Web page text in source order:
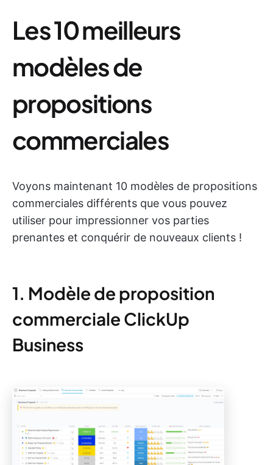
Les 10 meilleurs
modèles de
propositions
commerciales
Voyons maintenant 10 modèles de propositions
commerciales différents que vous pouvez
utiliser pour impressionner vos parties
prenantes et conquérir de nouveaux clients !
1. Modèle de proposition
commerciale ClickUp
Business